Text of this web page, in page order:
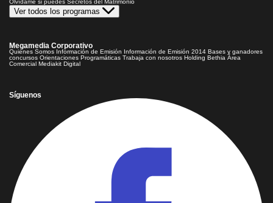
Olvídame si puedes Secretos del Matrimonio
Ver todos los programas
Megamedia Corporativo
Quienes Somos Información de Emisión Información de Emisión 2014 Bases y ganadores
concursos Orientaciones Programáticas Trabaja con nosotros Holding Bethia Área
Comercial Mediakit Digital
Síguenos